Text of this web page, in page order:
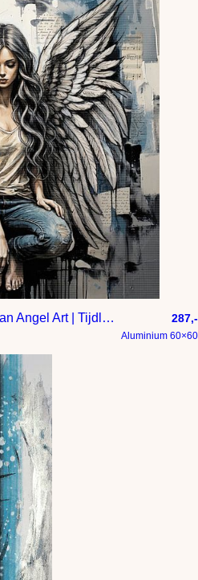
Stoere Engel in Jeans – Urban Angel Art | Tijdloos, Fashion & Mystiek 287,-
Aluminium 60×60